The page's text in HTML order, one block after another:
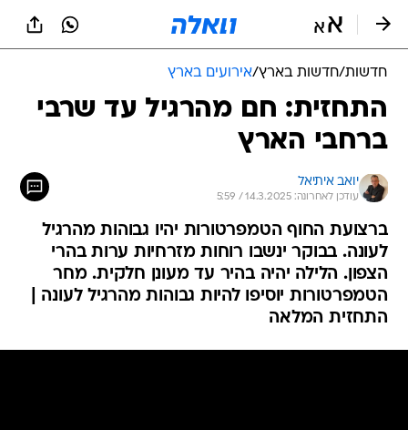
חדשות/חדשות בארץ/אירועים בארץ
התחזית: חם מהרגיל עד שרבי
ברחבי הארץ
יואב איתיאל
עודכן לאחרונה: 14.3.2025 / 5:59
ברצועת החוף הטמפרטורות יהיו גבוהות מהרגיל
לעונה. בבוקר ינשבו רוחות מזרחיות ערות בהרי
הצפון. הלילה יהיה בהיר עד מעונן חלקית. מחר
הטמפרטורות יוסיפו להיות גבוהות מהרגיל לעונה |
התחזית המלאה